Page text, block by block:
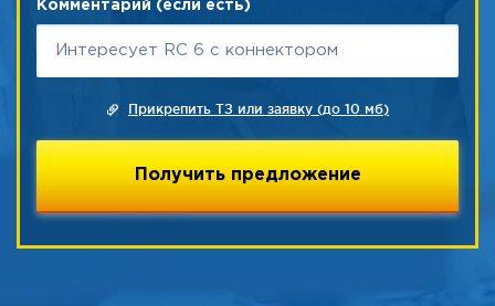
Комментарий (если есть)
Прикрепить ТЗ или заявку (до 10 мб)